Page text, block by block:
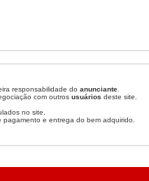
responsabilidade do anunciante
com outros usuários deste site.
no site.
e entrega do bem adquirido.